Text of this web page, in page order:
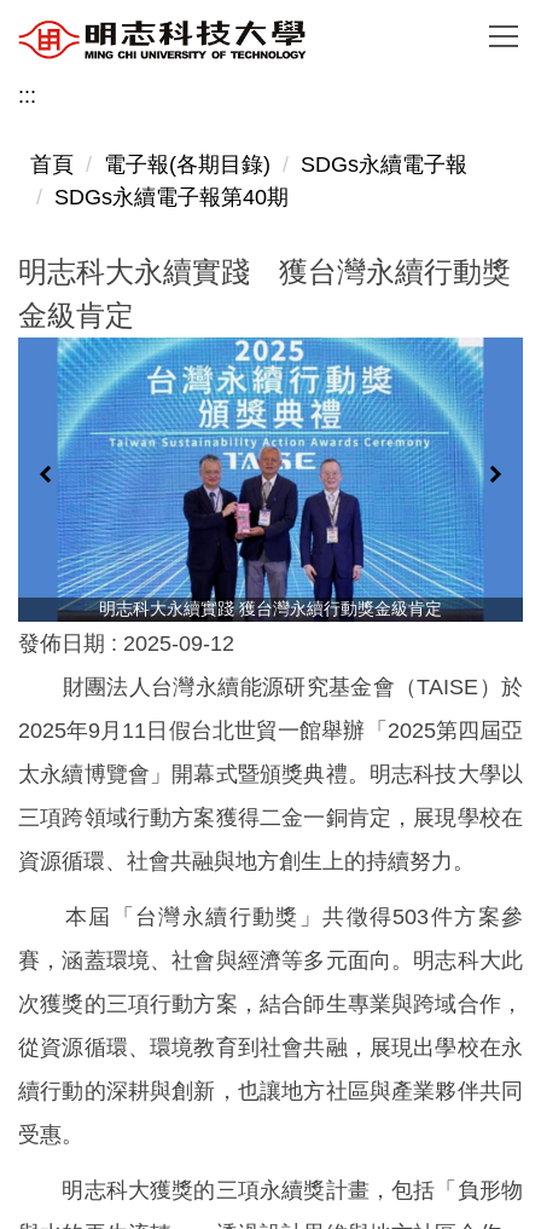
到
主
內
:::
首頁 電子報(各期目錄)
SDGs永續電子報
SDGs永續電子報第40期
明志科大永續實踐 獲台灣永續行動獎
金級肯定
明志科大永續實踐 獲台灣永續行動獎金級肯定
發佈日期 : 2025-09-12
財團法人台灣永續能源研究基金會（TAISE）於
2025年9月11日假台北世貿一館舉辦「2025第四屆亞
太永續博覽會」開幕式暨頒獎典禮。明志科技大學以
三項跨領域行動方案獲得二金一銅肯定，展現學校在
資源循環、社會共融與地方創生上的持續努力。
本屆「台灣永續行動獎」共徵得503件方案參
賽，涵蓋環境、社會與經濟等多元面向。明志科大此
次獲獎的三項行動方案，結合師生專業與跨域合作，
從資源循環、環境教育到社會共融，展現出學校在永
續行動的深耕與創新，也讓地方社區與產業夥伴共同
受惠。
明志科大獲獎的三項永續獎計畫，包括「負形物